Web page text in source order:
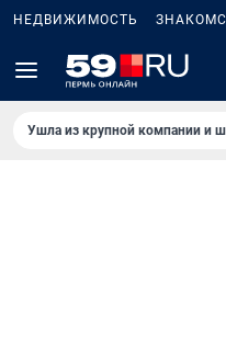
НЕДВИЖИМОСТЬ
Ушла из крупной компании и